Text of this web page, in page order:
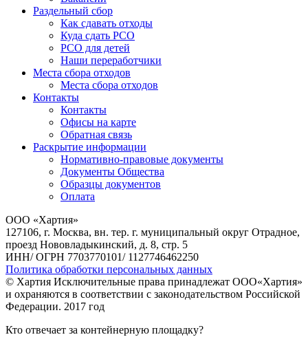
Раздельный сбор
Как сдавать отходы
Куда сдать РСО
РСО для детей
Наши переработчики
Места сбора отходов
Места сбора отходов
Контакты
Контакты
Офисы на карте
Обратная связь
Раскрытие информации
Нормативно-правовые документы
Документы Общества
Образцы документов
Оплата
ООО «Хартия»
127106, г. Москва, вн. тер. г. муниципальный округ Отрадное,
проезд Нововладыкинский, д. 8, стр. 5
ИНН/ ОГРН 7703770101/ 1127746462250
Политика обработки персональных данных
© Хартия Исключительные права принадлежат ООО«Хартия»
и охраняются в соответствии с законодательством Российской
Федерации. 2017 год
Кто отвечает за контейнерную площадку?